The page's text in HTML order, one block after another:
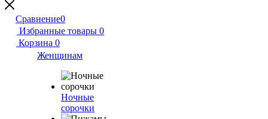
Сравнение0
Избранные товары 0
Корзина 0
Женщинам
Ночные
сорочки